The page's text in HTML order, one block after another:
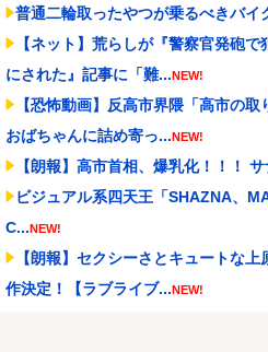
普通二輪取ったやつが乗るべきバイ
【ネット】荒らしが『警察官発砲
にされた』記事に「難...NEW!
【恐怖動画】反高市界隈「高市の
おばちゃんに詰め寄っ...NEW!
【朗報】高市首相、爆乳化！！！
ビジュアル系四天王「SHAZNA、
C...NEW!
【朗報】セクシーさとキュートな
作決定！【ラブライブ...NEW!